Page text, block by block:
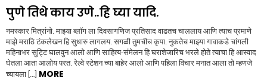
पुणे तिथे काय उणे..हि घ्या यादि.
नमस्कार मित्रांनो. माझ्या ब्लॉग ला दिवसागणिज प्रतिसाद वाढतच चाललाय आणि त्याच प्रमाणे
माझे मराठि टंकलेखन हि सुधारु लागलय. सगळी तुमचीच कृपा. नुकतेच माझ्या गावाकडे चांगली
महिनाभर सुट्टि घालवुन आलो आणि साहित्य-संमेलन हि घराशेजारिच भरले होते त्याचा हि आस्वाद
घेतला आता आलोय परत. रेल्वे स्टेशन च्या बाहेर आलो आणि पहिला विचार मनात आला तो म्हणजे
च्यायला […] MORE